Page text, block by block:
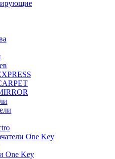
One Key
One Key